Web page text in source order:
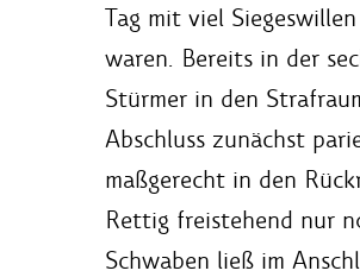
Tag mit viel
waren. Bereits in der
Stürmer in den
Abschluss zunächst
maßgerecht in den
Rettig freistehend nur
Schwaben ließ im